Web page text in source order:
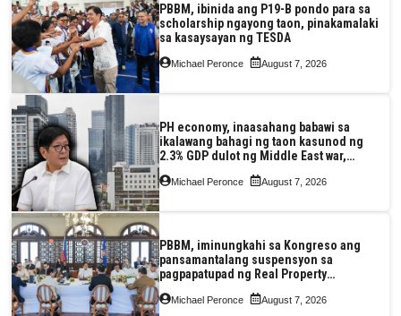
PBBM, ibinida ang P19-B pondo para sa
scholarship ngayong taon, pinakamalaki
sa kasaysayan ng TESDA
Michael Peronce August 7, 2026
PH economy, inaasahang babawi sa
ikalawang bahagi ng taon kasunod ng
2.3% GDP dulot ng Middle East war,
pagkaantala ng public construction
Michael Peronce August 7, 2026
PBBM, iminungkahi sa Kongreso ang
pansamantalang suspensyon sa
pagpapatupad ng Real Property
Valuation and Assessment Reform Act
Michael Peronce August 7, 2026